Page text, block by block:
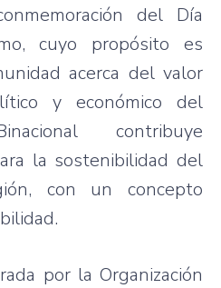
del Día
cuyo propósito es
acerca del valor
y económico del
contribuye
la sostenibilidad del
con un concepto
por la Organización